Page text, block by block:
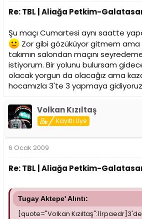
Re: TBL | Aliağa Petkim-
Şu maçı Cumartesi aynı saatte
Zor gibi gözüküyor gitmem ama
takımın salondan maçını
istiyorum. Bir yolunu bulursam
olacak yorgun da olacağız ama
hocamızla 3'te 3 yapmaya
Volkan Kızıltaş
Kayıtlı Üye
6 Ocak 2009
Re: TBL | Aliağa Petkim-
Tugay Aktepe' Alıntı:
[quote="Volkan